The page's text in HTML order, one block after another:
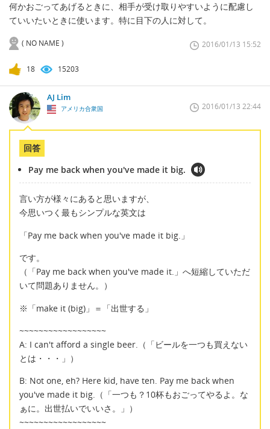
何かおごってあげるときに、相手が受け取りやすいように配慮し
ていいたいときに使います。特に目下の人に対して。
( NO NAME ) 2016/01/13 15:52
18 15203
AJ Lim
アメリカ合衆国 2016/01/13 22:44
回答
Pay me back when you've made it big.
言い方が様々にあると思いますが、
今思いつく最もシンプルな英文は
「Pay me back when you've made it big.」
です。
（「Pay me back when you've made it.」へ短縮していただ
いて問題ありません。）
※「make it (big)」＝「出世する」
~~~~~~~~~~~~~~~~~~
A: I can't afford a single beer.（「ビールを一つも買えない
とは・・・」）
B: Not one, eh? Here kid, have ten. Pay me back when
you've made it big.（「一つも？10杯もおごってやるよ。な
ぁに。出世払いでいいさ。」）
~~~~~~~~~~~~~~~~~~